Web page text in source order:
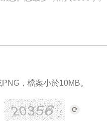
，檔案小於10MB。